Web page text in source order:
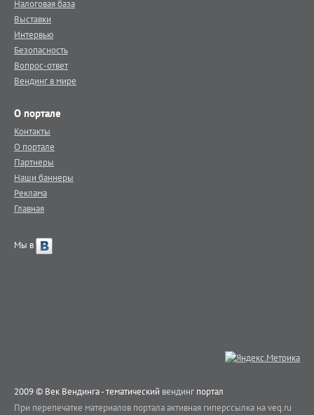
Налоговая база
Выставки
Интервью
Безопасность
Вопрос-ответ
Вендинг в мире
О портале
Контакты
О портале
Партнеры
Наши баннеры
Реклама
Главная
Мы в
2009 © Век Вендинга - тематический вендинг портал
При перепечатке материалов портала активная гиперссылка на veq.ru